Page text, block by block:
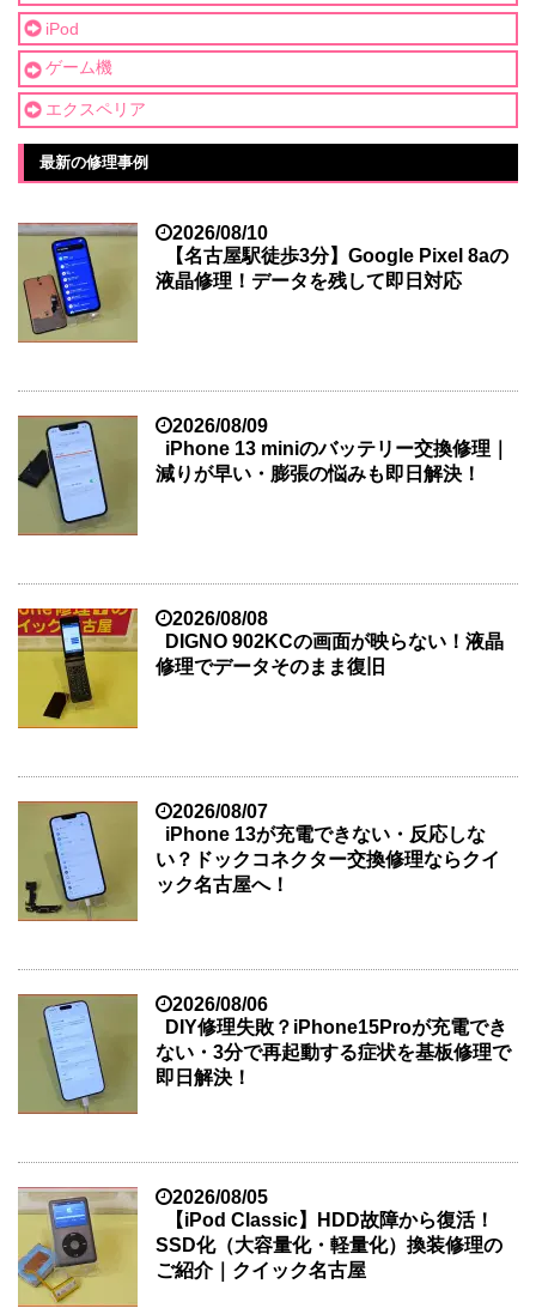
iPod
ゲーム機
エクスペリア
最新の修理事例
2026/08/10
【名古屋駅徒歩3分】Google Pixel 8aの
液晶修理！データを残して即日対応
2026/08/09
iPhone 13 miniのバッテリー交換修理｜
減りが早い・膨張の悩みも即日解決！
2026/08/08
DIGNO 902KCの画面が映らない！液晶
修理でデータそのまま復旧
2026/08/07
iPhone 13が充電できない・反応しな
い？ドックコネクター交換修理ならクイ
ック名古屋へ！
2026/08/06
DIY修理失敗？iPhone15Proが充電でき
ない・3分で再起動する症状を基板修理で
即日解決！
2026/08/05
【iPod Classic】HDD故障から復活！
SSD化（大容量化・軽量化）換装修理の
ご紹介｜クイック名古屋